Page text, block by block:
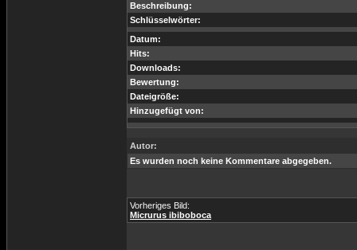
Beschreibung:
Schlüsselwörter:
Datum:
Hits:
Downloads:
Bewertung:
Dateigröße:
Hinzugefügt von:
Autor:
Es wurden noch keine Kommentare abgegeben.
Vorheriges Bild:
Micrurus ibiboboca